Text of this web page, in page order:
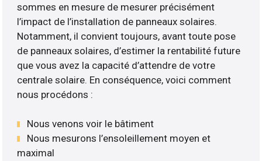
sommes en mesure de mesurer précisément
l’impact de l’installation de panneaux solaires.
Notamment, il convient toujours, avant toute pose
de panneaux solaires, d’estimer la rentabilité future
que vous avez la capacité d’attendre de votre
centrale solaire. En conséquence, voici comment
nous procédons :
Nous venons voir le bâtiment
Nous mesurons l’ensoleillement moyen et
maximal